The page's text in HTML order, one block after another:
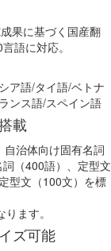
果に基づく国産翻
語に対応。
ア語/タイ語/ベトナ
ンス語/スペイン語
載
治体向け固有名詞
（400語）、定型文
型文（100文）を標
ます。
ズ可能